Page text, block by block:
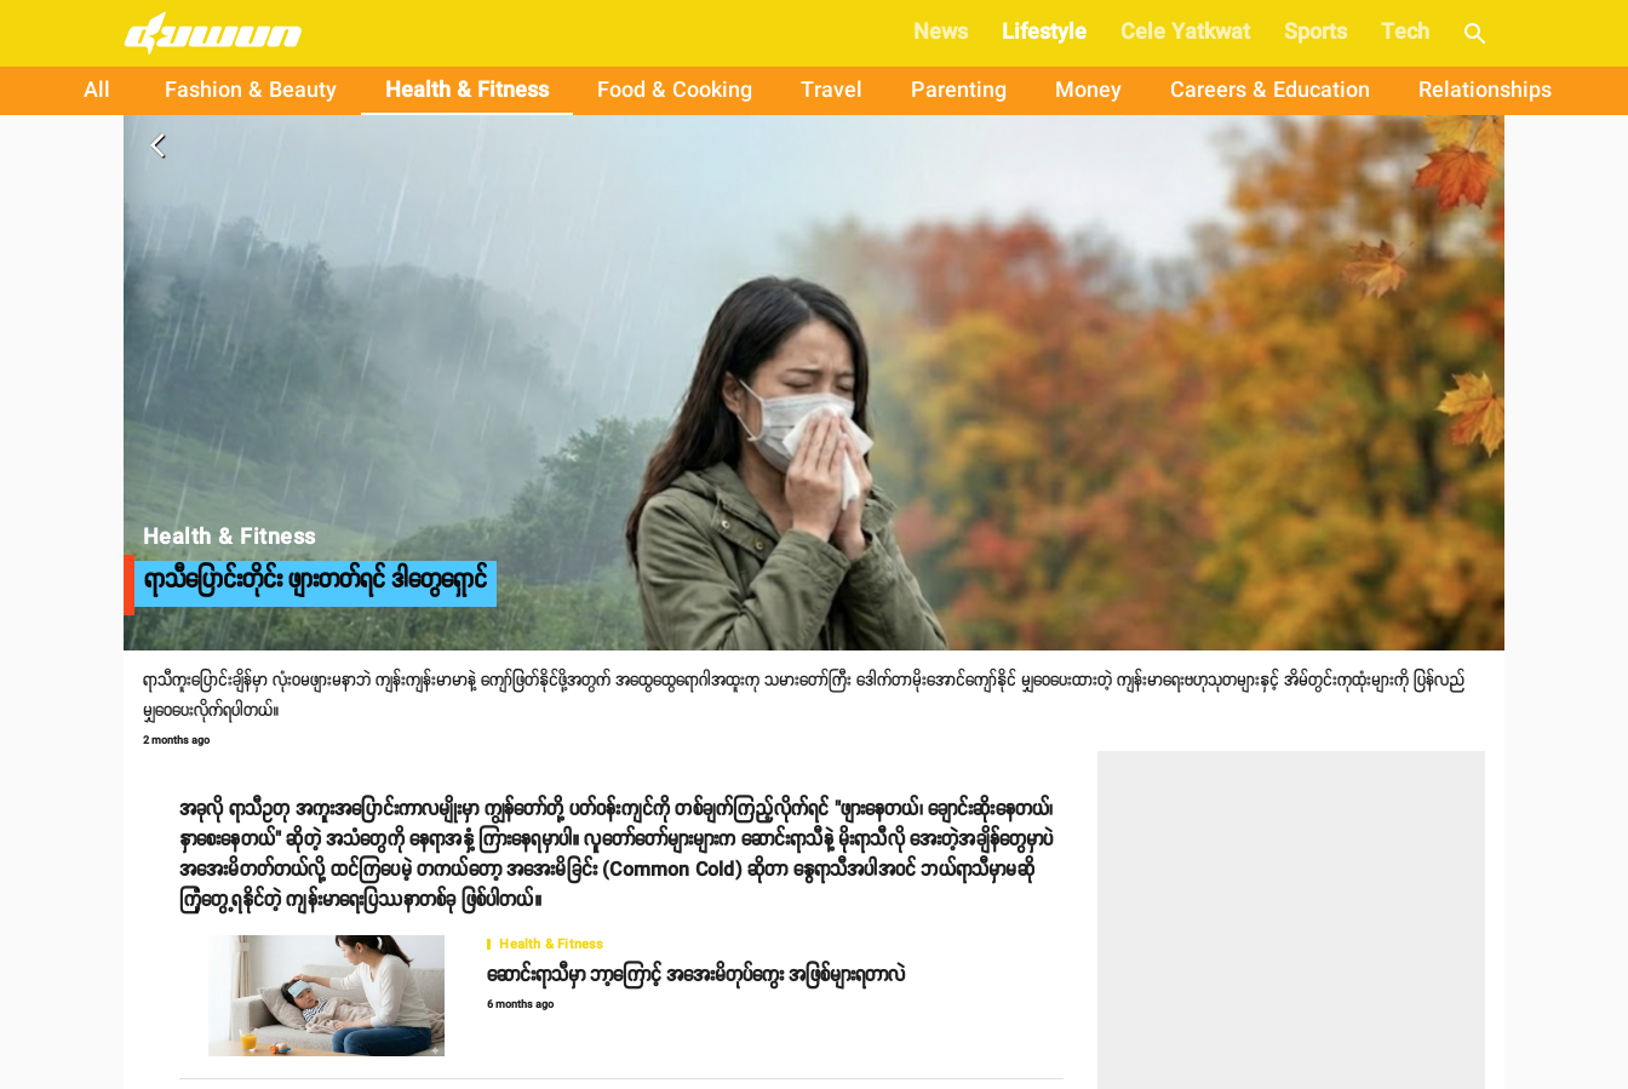
News Lifestyle Cele Yatkwat Sports
Tech
All
Fashion & Beauty Health & Fitness Food & Cooking Travel Parenting Money Careers & Education Relationships
arrow_back_ios
Health & Fitness
ရာသီပြောင်းတိုင်း ဖျားတတ်ရင် ဒါတွေရှောင်
ရာသီကူးပြောင်းချိန်မှာ လုံးဝမဖျားမနာဘဲ ကျန်းကျန်းမာမာနဲ့ ကျော်ဖြတ်နိုင်ဖို့အတွက် အထွေထွေရောဂါအထူးကု သမားတော်ကြီး ဒေါက်တာမိုးအောင်ကျော်နိုင် မျှဝေပေးထားတဲ့ ကျန်းမာရေးဗဟုသုတများနှင့် အိမ်တွင်းကုထုံးများကို ပြန်လည်
မျှဝေပေးလိုက်ရပါတယ်။
2 months ago
အခုလို ရာသီဥတု အကူးအပြောင်းကာလမျိုးမှာ ကျွန်တော်တို့ ပတ်ဝန်းကျင်ကို တစ်ချက်ကြည့်လိုက်ရင် "ဖျားနေတယ်၊ ချောင်းဆိုးနေတယ်၊
နှာစေးနေတယ်" ဆိုတဲ့ အသံတွေကို နေရာအနှံ့ ကြားနေရမှာပါ။ လူတော်တော်များများက ဆောင်းရာသီနဲ့ မိုးရာသီလို အေးတဲ့အချိန်တွေမှာပဲ
အအေးမိတတ်တယ်လို့ ထင်ကြပေမဲ့ တကယ်တော့ အအေးမိခြင်း (Common Cold) ဆိုတာ နွေရာသီအပါအဝင် ဘယ်ရာသီမှာမဆို
ကြုံတွေ့ရနိုင်တဲ့ ကျန်းမာရေးပြဿနာတစ်ခု ဖြစ်ပါတယ်။
Health & Fitness
ဆောင်းရာသီမှာ ဘာ့ကြောင့် အအေးမိတုပ်ကွေး အဖြစ်များရတာလဲ
6 months ago